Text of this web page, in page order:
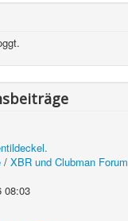
/ XBR und Clubman Forum
08:03